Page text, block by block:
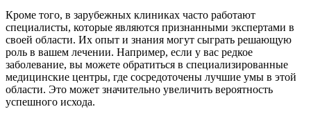
Кроме того, в зарубежных клиниках часто работают
специалисты, которые являются признанными экспертами в
своей области. Их опыт и знания могут сыграть решающую
роль в вашем лечении. Например, если у вас редкое
заболевание, вы можете обратиться в специализированные
медицинские центры, где сосредоточены лучшие умы в этой
области. Это может значительно увеличить вероятность
успешного исхода.